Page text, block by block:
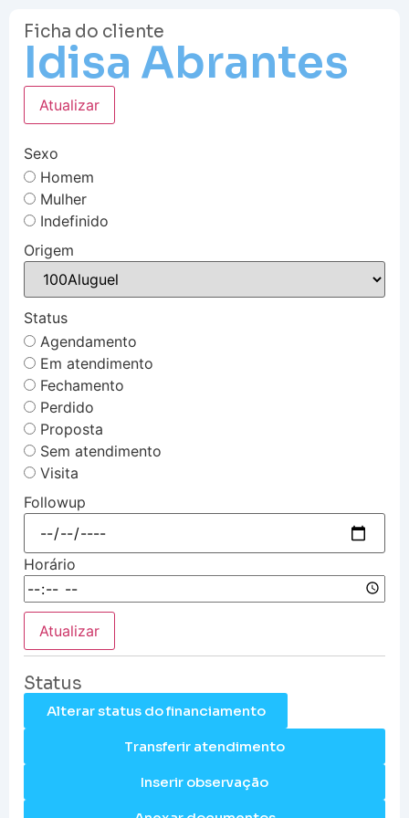
Ficha do cliente
Idisa Abrantes
Atualizar
Sexo
Homem
Mulher
Indefinido
Origem
Status
Agendamento
Em atendimento
Fechamento
Perdido
Proposta
Sem atendimento
Visita
Followup
Horário
Atualizar
Status
Alterar status do financiamento
Transferir atendimento
Inserir observação